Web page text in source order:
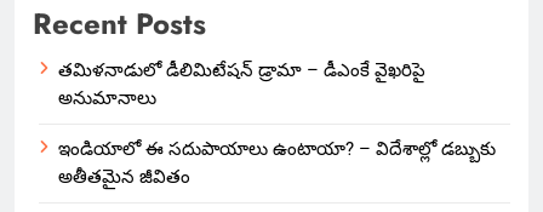
Recent Posts
తమిళనాడులో డీలిమిటేషన్ డ్రామా – డీఎంకే వైఖరిపై
అనుమానాలు
ఇండియాలో‌ ఈ సదుపాయాలు ఉంటాయా? – విదేశాల్లో డబ్బుకు
అతీతమైన జీవితం